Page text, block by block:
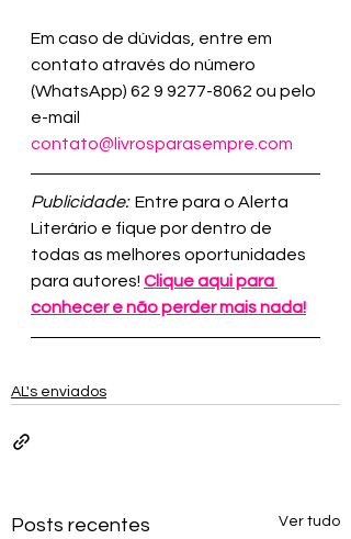
Em caso de dúvidas, entre em
contato através do número
(WhatsApp) 62 9 9277-8062 ou pelo
e-mail
contato@livrosparasempre.com
Publicidade: Entre para o Alerta
Literário e fique por dentro de
todas as melhores oportunidades
para autores! Clique aqui para
conhecer e não perder mais nada!
AL's enviados
Posts recentes Ver tudo